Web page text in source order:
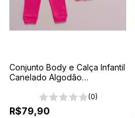
Conjunto Body e Calça Infantil
Canelado Algodão
(0)
R$79,90